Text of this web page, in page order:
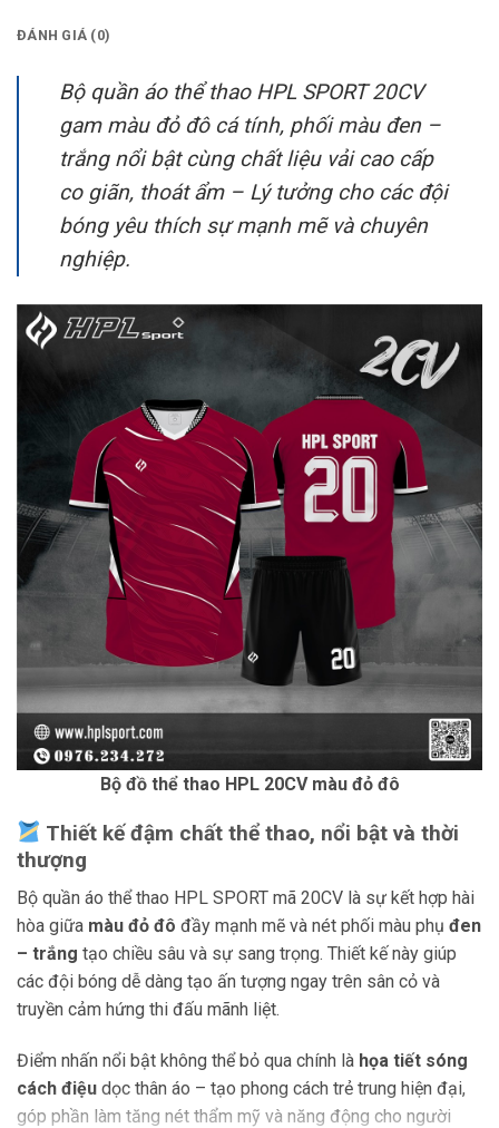
ĐÁNH GIÁ (0)
Bộ quần áo thể thao HPL SPORT 20CV
gam màu đỏ đô cá tính, phối màu đen –
trắng nổi bật cùng chất liệu vải cao cấp
co giãn, thoát ẩm – Lý tưởng cho các đội
bóng yêu thích sự mạnh mẽ và chuyên
nghiệp.
Bộ đồ thể thao HPL 20CV màu đỏ đô
Thiết kế đậm chất thể thao, nổi bật và thời
thượng
Bộ quần áo thể thao HPL SPORT mã 20CV là sự kết hợp hài
hòa giữa màu đỏ đô đầy mạnh mẽ và nét phối màu phụ đen
– trắng tạo chiều sâu và sự sang trọng. Thiết kế này giúp
các đội bóng dễ dàng tạo ấn tượng ngay trên sân cỏ và
truyền cảm hứng thi đấu mãnh liệt.
Điểm nhấn nổi bật không thể bỏ qua chính là họa tiết sóng
cách điệu dọc thân áo – tạo phong cách trẻ trung hiện đại,
góp phần làm tăng nét thẩm mỹ và năng động cho người